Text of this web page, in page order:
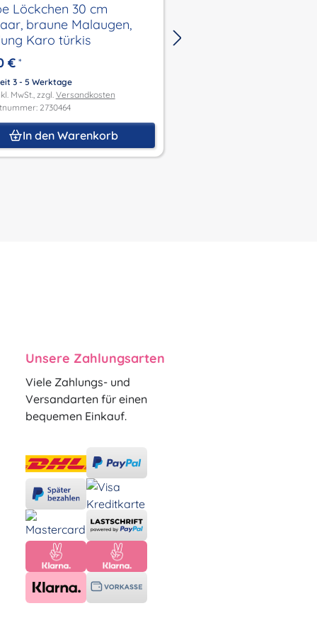
Löckchen 30 cm
braune Malaugen,
Karo türkis
€*
3 - 5 Werktage
MwSt., zzgl. Versandkosten
2730464
In den Warenkorb
Unsere Zahlungsarten
Viele Zahlungs- und
Versandarten für einen
bequemen Einkauf.